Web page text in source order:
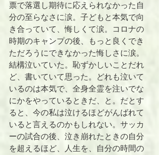
票で落選し期待に応えられなかった自
分の至らなさに涙。子どもと本気で向
き合っていて、悔しくて涙。コロナの
時期のキャンプの後、もっと良くでき
ただろうにできなかった悔しさに涙。
結構泣いていた。恥ずかしいことだれ
ど、書いていて思った。どれも泣いて
いるのは本気で、全身全霊を注いでな
にかをやっているときだ、と。だとす
ると、今の私は泣けるほどがんばれて
いると言えるのかもしれない。サッカ
ーの試合の後、泣き崩れたときの自分
を超えるほど、人生を、自分の時間の